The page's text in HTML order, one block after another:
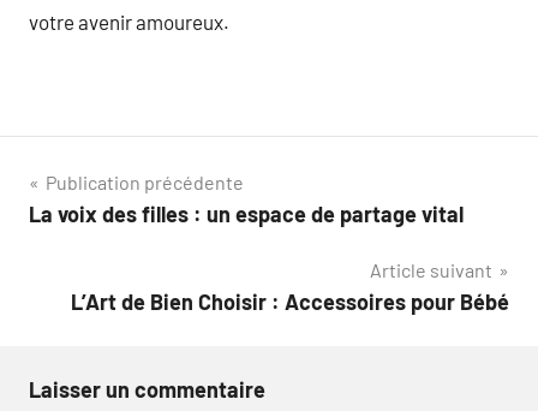
votre avenir amoureux.
Navigation
de
Publication précédente
La voix des filles : un espace de partage vital
Article suivant
L’Art de Bien Choisir : Accessoires pour Bébé
Laisser un commentaire